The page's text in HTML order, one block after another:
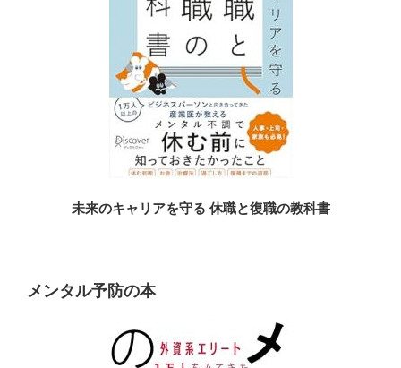
未来のキャリアを守る 休職と復職の教科書
メンタル予防の本